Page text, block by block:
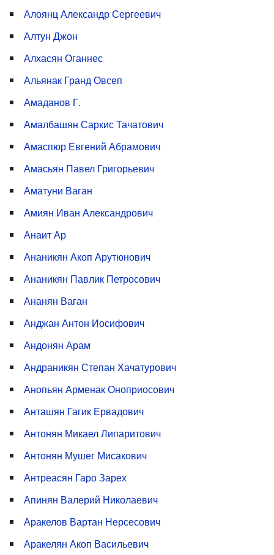
Алоянц Александр Сергеевич
Алтун Джон
Алхасян Оганнес
Альянак Гранд Овсеп
Амаданов Г.
Амалбашян Саркис Тачатович
Амаспюр Евгений Абрамович
Амасьян Павел Григорьевич
Аматуни Ваган
Амиян Иван Александрович
Анаит Ар
Ананикян Акоп Арутюнович
Ананикян Павлик Петросович
Ананян Ваган
Анджан Антон Иосифович
Андонян Арам
Андраникян Степан Хачатурович
Анопьян Арменак Оноприосович
Анташян Гагик Ервадович
Антонян Микаел Липаритович
Антонян Мушег Мисакович
Антреасян Гаро Зарех
Апинян Валерий Николаевич
Аракелов Вартан Нерсесович
Аракелян Акоп Васильевич